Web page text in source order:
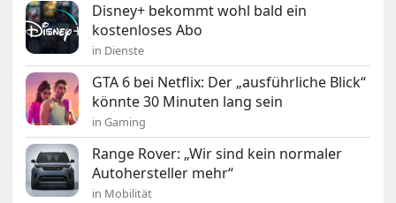
Disney+ bekommt wohl bald ein
kostenloses Abo
in Dienste
GTA 6 bei Netflix: Der „ausführliche Blick“
könnte 30 Minuten lang sein
in Gaming
Range Rover: „Wir sind kein normaler
Autohersteller mehr“
in Mobilität